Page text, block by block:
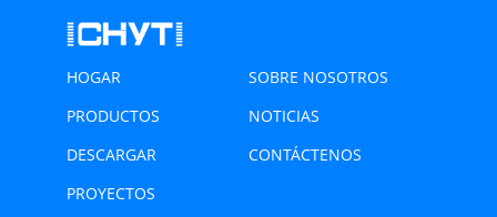
HOGAR
SOBRE NOSOTROS
PRODUCTOS
NOTICIAS
DESCARGAR
CONTÁCTENOS
PROYECTOS